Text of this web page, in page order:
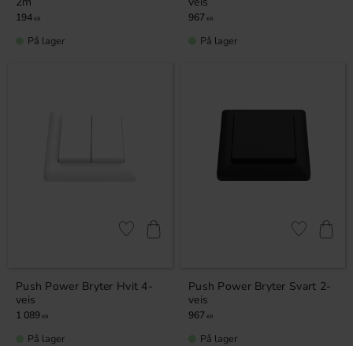
194 KR
På lager
967 KR
På lager
Push Power Bryter Hvit 4-
veis
1 089 KR
Lagre som favoritt
På lager
Push Power Bryter Svart 2-
veis
967 KR
Lagre som
På lager